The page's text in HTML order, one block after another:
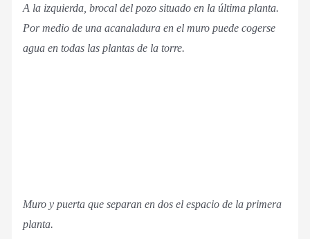
A la izquierda, brocal del pozo situado en la última planta.
Por medio de una acanaladura en el muro puede cogerse
agua en todas las plantas de la torre.
Muro y puerta que separan en dos el espacio de la primera
planta.